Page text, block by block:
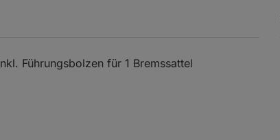
Führungsbolzen für 1 Bremssattel